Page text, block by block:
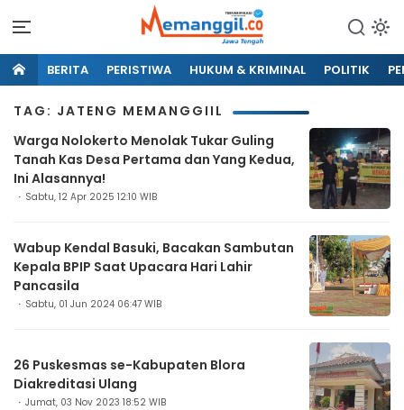
BERITA PERISTIWA HUKUM & KRIMINAL POLITIK
TAG: JATENG MEMANGGIIL
Warga Nolokerto Menolak Tukar Guling
Tanah Kas Desa Pertama dan Yang Kedua,
Ini Alasannya!
Sabtu, 12 Apr 2025 12:10 WIB
Wabup Kendal Basuki, Bacakan Sambutan
Kepala BPIP Saat Upacara Hari Lahir
Pancasila
Sabtu, 01 Jun 2024 06:47 WIB
26 Puskesmas se-Kabupaten Blora
Diakreditasi Ulang
Jumat, 03 Nov 2023 18:52 WIB